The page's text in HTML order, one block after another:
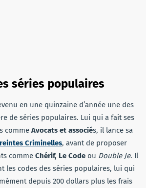
séries populaires
en une quinzaine d’année une des
de séries populaires. Lui qui a fait ses
comme Avocats et associés, il lance sa
Criminelles, avant de proposer
comme Chérif, Le Code ou Double Je. Il
les codes des séries populaires, lui qui
depuis 200 dollars plus les frais